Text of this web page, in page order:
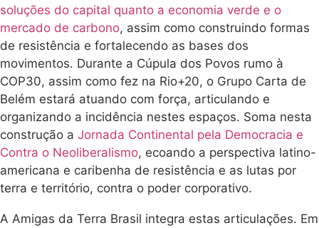
soluções do capital quanto a economia verde e o
mercado de carbono, assim como construindo formas
de resistência e fortalecendo as bases dos
movimentos. Durante a Cúpula dos Povos rumo à
COP30, assim como fez na Rio+20, o Grupo Carta de
Belém estará atuando com força, articulando e
organizando a incidência nestes espaços. Soma nesta
construção a Jornada Continental pela Democracia e
Contra o Neoliberalismo, ecoando a perspectiva latino-
americana e caribenha de resistência e as lutas por
terra e território, contra o poder corporativo.
A Amigas da Terra Brasil integra estas articulações. Em